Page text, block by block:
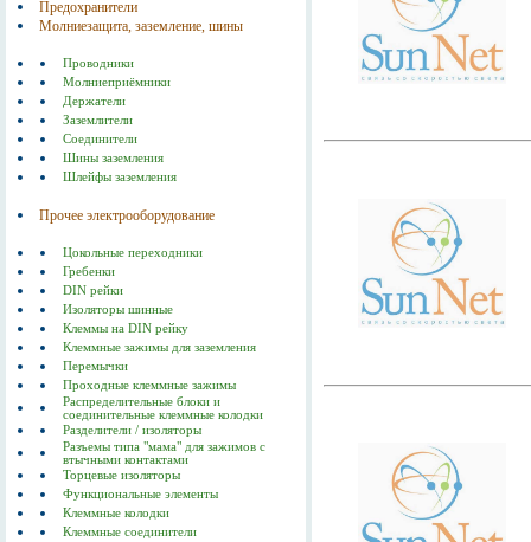
Предохранители
Молниезащита, заземление, шины
Проводники
Молниеприёмники
Держатели
Заземлители
Соединители
Шины заземления
Шлейфы заземления
Прочее электрооборудование
Цокольные переходники
Гребенки
DIN рейки
Изоляторы шинные
Клеммы на DIN рейку
Клеммные зажимы для заземления
Перемычки
Проходные клеммные зажимы
Распределительные блоки и
соединительные клеммные колодки
Разделители / изоляторы
Разъемы типа "мама" для зажимов с
втычными контактами
Торцевые изоляторы
Функциональные элементы
Клеммные колодки
Клеммные соединители